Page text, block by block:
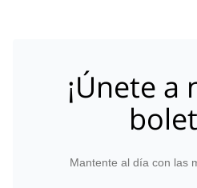
¡Únete a
Mantente al día con las